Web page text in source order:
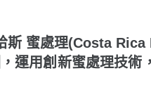
斯 蜜處理(Costa
運用創新蜜處理技